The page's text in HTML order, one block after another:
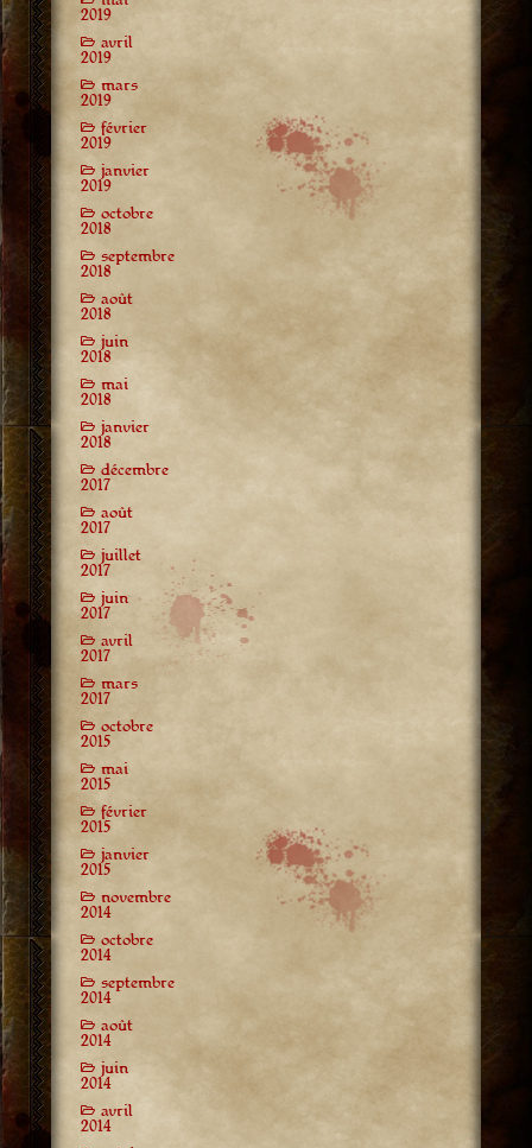
2019
avril
2019
mars
2019
février
2019
janvier
2019
octobre
2018
septembre
2018
août
2018
juin
2018
mai
2018
janvier
2018
décembre
2017
août
2017
juillet
2017
juin
2017
avril
2017
mars
2017
octobre
2015
mai
2015
février
2015
janvier
2015
novembre
2014
octobre
2014
septembre
2014
août
2014
juin
2014
avril
2014